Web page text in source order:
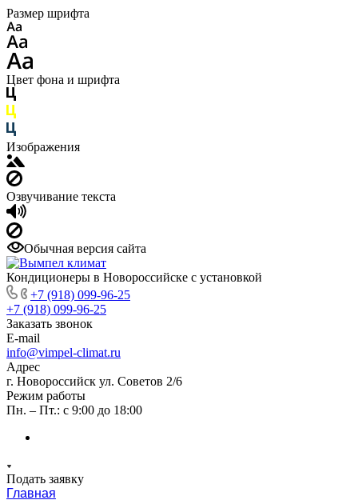
Размер шрифта
Цвет фона и шрифта
Изображения
Озвучивание текста
Обычная версия сайта
Кондиционеры в Новороссийске с установкой
+7 (918) 099-96-25
+7 (918) 099-96-25
Заказать звонок
E-mail
info@vimpel-climat.ru
Адрес
г. Новороссийск ул. Советов 2/6
Режим работы
Пн. – Пт.: с 9:00 до 18:00
Подать заявку
Главная